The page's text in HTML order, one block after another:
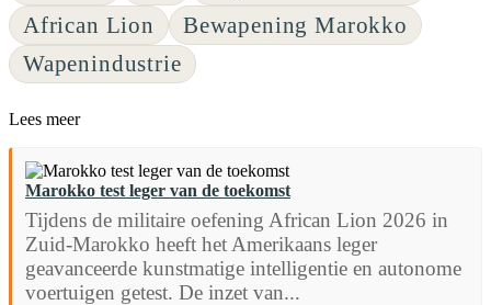
African Lion
Bewapening Marokko
Wapenindustrie
Lees meer
Marokko test leger van de toekomst
Tijdens de militaire oefening African Lion 2026 in
Zuid-Marokko heeft het Amerikaans leger
geavanceerde kunstmatige intelligentie en autonome
voertuigen getest. De inzet van...